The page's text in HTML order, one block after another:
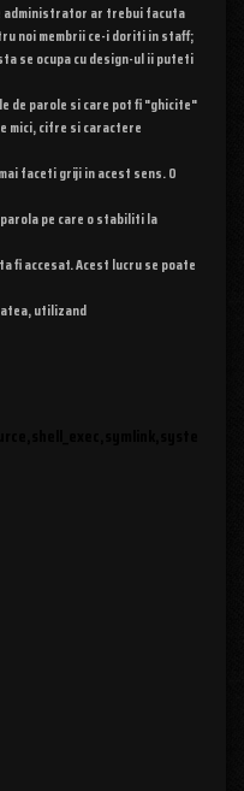
administrator ar trebui facuta
noi membrii ce-i doriti in staff;
se ocupa cu design-ul ii puteti
de parole si care pot fi "ghicite"
mici, cifre si caractere
faceti griji in acest sens. O
pe care o stabiliti la
fi accesat. Acest lucru se poate
utilizand